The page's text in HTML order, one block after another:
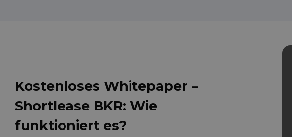
Kostenloses Whitepaper –
Shortlease BKR: Wie
funktioniert es?